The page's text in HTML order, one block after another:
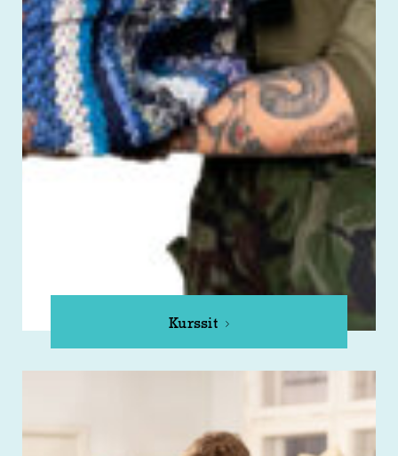
Kurssit